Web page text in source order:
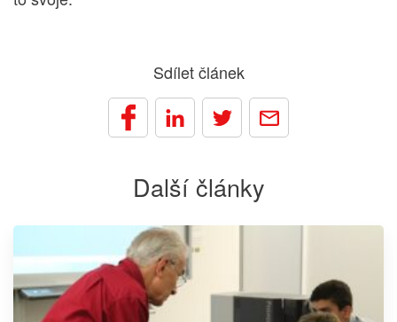
Sdílet článek
Další články